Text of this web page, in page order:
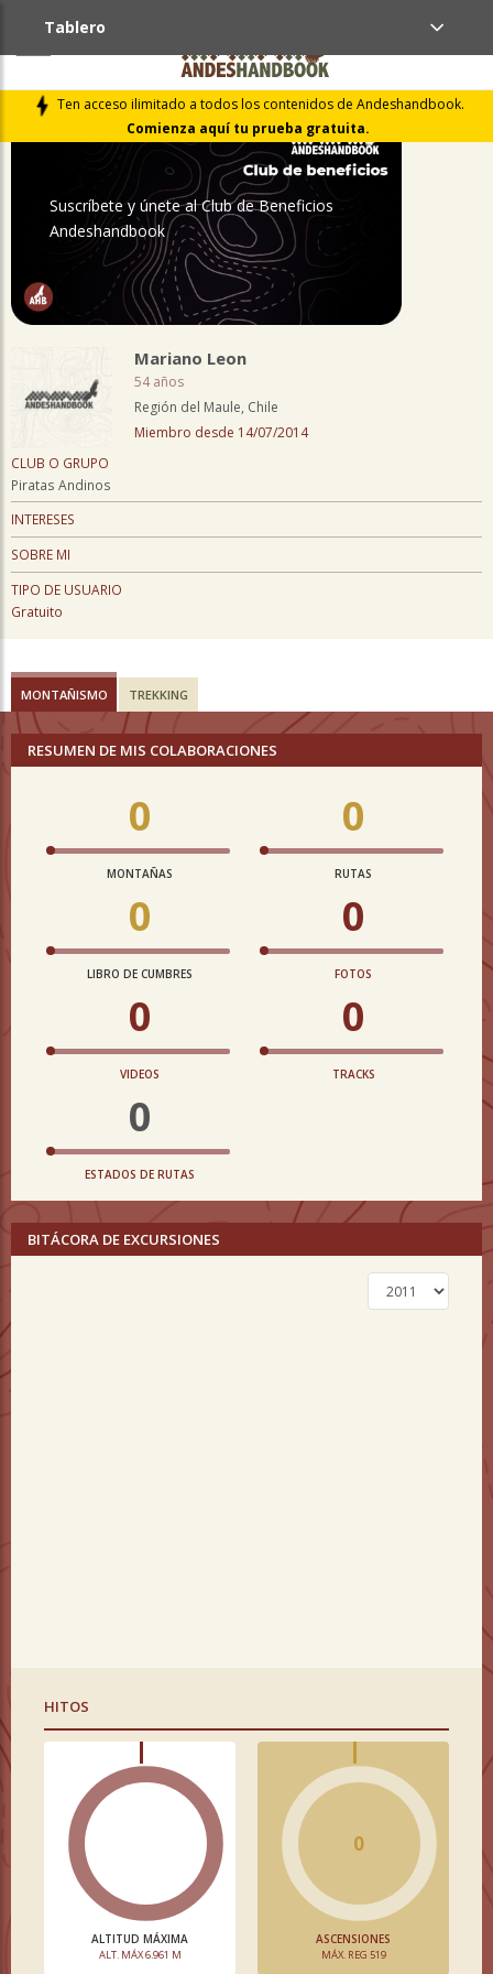
Ten acceso ilimitado a todos los contenidos de Andeshandbook.
Comienza aquí tu prueba gratuita.
Tablero
Suscríbete y únete al Club de Beneficios
Andeshandbook
Mariano Leon
54 años
Región del Maule, Chile
Miembro desde 14/07/2014
CLUB O GRUPO
Piratas Andinos
INTERESES
SOBRE MI
TIPO DE USUARIO
Gratuito
MONTAÑISMO TREKKING
RESUMEN DE MIS COLABORACIONES
0
MONTAÑAS
0
RUTAS
0
LIBRO DE CUMBRES
0
FOTOS
0
VIDEOS
0
TRACKS
0
ESTADOS DE RUTAS
BITÁCORA DE EXCURSIONES
HITOS
ALTITUD MÁXIMA
ALT. MÁX 6.961 M
0
ASCENSIONES
MÁX. REG 519